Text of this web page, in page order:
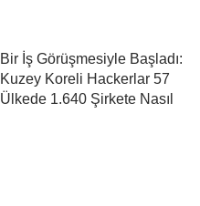
Bir İş Görüşmesiyle Başladı:
Kuzey Koreli Hackerlar 57
Ülkede 1.640 Şirkete Nasıl